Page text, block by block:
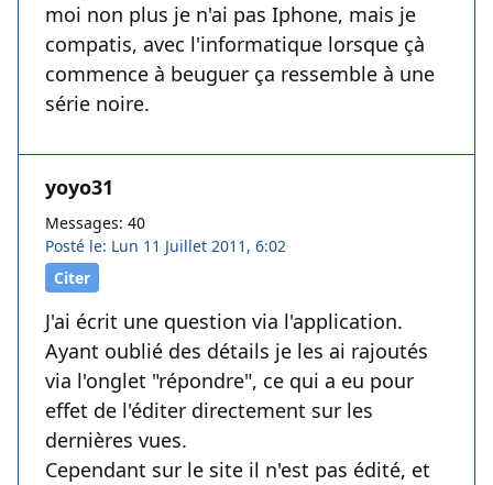
moi non plus je n'ai pas Iphone, mais je
compatis, avec l'informatique lorsque çà
commence à beuguer ça ressemble à une
série noire.
yoyo31
Messages: 40
Posté le: Lun 11 Juillet 2011, 6:02
Citer
J'ai écrit une question via l'application.
Ayant oublié des détails je les ai rajoutés
via l'onglet "répondre", ce qui a eu pour
effet de l'éditer directement sur les
dernières vues.
Cependant sur le site il n'est pas édité, et